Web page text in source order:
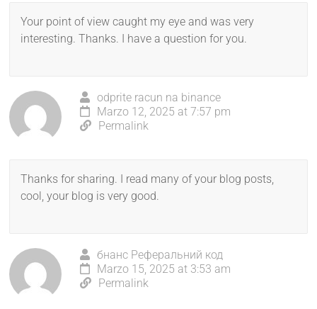
Your point of view caught my eye and was very
interesting. Thanks. I have a question for you.
odprite racun na binance
Marzo 12, 2025 at 7:57 pm
Permalink
Thanks for sharing. I read many of your blog posts,
cool, your blog is very good.
бнанс Реферальний код
Marzo 15, 2025 at 3:53 am
Permalink